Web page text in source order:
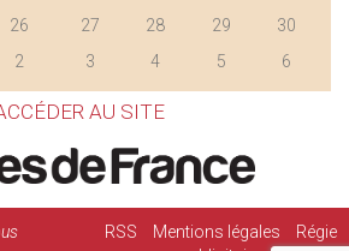
26 27 28 29
30
2 3 4 5 6
AU SITE
RSS Mentions légales
Régie